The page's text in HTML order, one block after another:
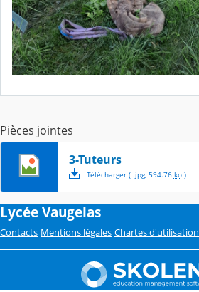
Pièces jointes
3-Tuteurs
Télécharger( .jpg, 594.76 ko)
Lycée Vaugelas
Contacts Mentions légales Chartes d'utilisation